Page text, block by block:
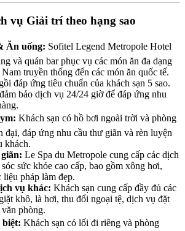
vụ Giải trí theo hạng sao
Ăn uống: Sofitel Legend Metropole Hotel
và quán bar phục vụ các món ăn đa dạng
truyền thống đến các món ăn quốc tế.
đáp ứng tiêu chuẩn của khách sạn 5 sao.
bảo dịch vụ 24/24 giờ để đáp ứng nhu
Khách sạn có hồ bơi ngoài trời và phòng
đại, đáp ứng nhu cầu thư giãn và rèn luyện
khách.
Le Spa du Metropole cung cấp các dịch
sức khỏe cao cấp, bao gồm xông hơi,
liệu pháp làm đẹp.
vụ khác: Khách sạn cung cấp đầy đủ các
khô, là hơi, thu đổi ngoại tệ, dịch vụ đặt
phòng.
biệt: Khách sạn có lối đi riêng và phòng